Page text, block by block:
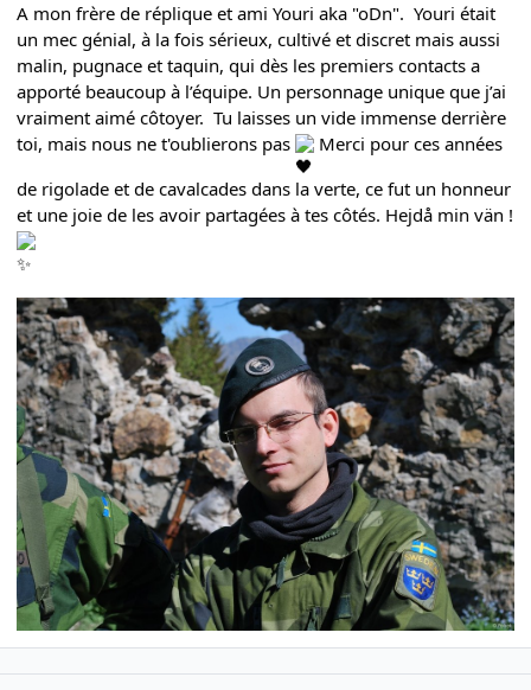
A mon frère de réplique et ami Youri aka "oDn". Youri était
un mec génial, à la fois sérieux, cultivé et discret mais aussi
malin, pugnace et taquin, qui dès les premiers contacts a
apporté beaucoup à l’équipe. Un personnage unique que j’ai
vraiment aimé côtoyer. Tu laisses un vide immense derrière
toi, mais nous ne t'oublierons pas
Merci pour ces années
de rigolade et de cavalcades dans la verte, ce fut un honneur
et une joie de les avoir partagées à tes côtés. Hejdå min vän !